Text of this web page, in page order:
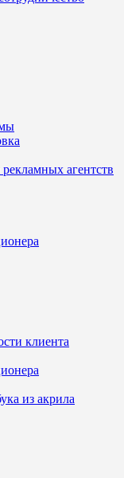
агентств
клиента
из акрила